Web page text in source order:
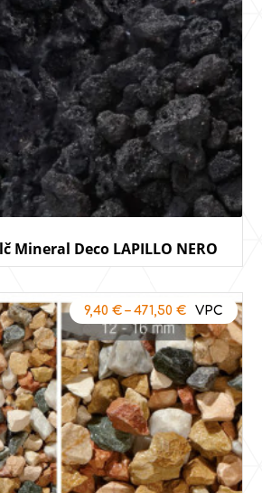
Mineral Deco LAPILLO NERO
9,40 €– 471,50 €